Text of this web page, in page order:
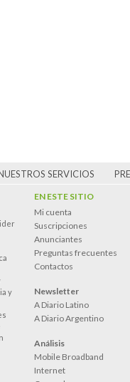
SERVICIOS
y
EN ESTE SITIO
Mi cuenta
Suscripciones
Anunciantes
Preguntas frecuentes
Contactos
Newsletter
A Diario Latino
A Diario Argentino
Análisis
Mobile Broadband
Internet